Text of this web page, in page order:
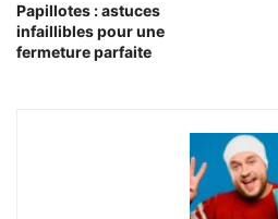
Papillotes : astuces
infaillibles pour une
fermeture parfaite